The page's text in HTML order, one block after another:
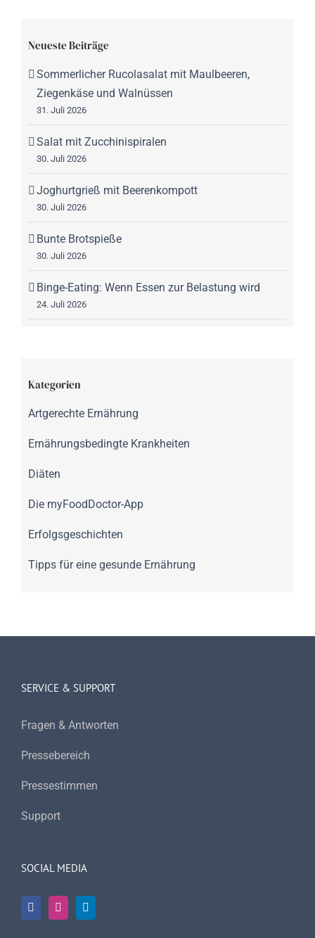
Neueste Beiträge
Sommerlicher Rucolasalat mit Maulbeeren,
Ziegenkäse und Walnüssen
31. Juli 2026
Salat mit Zucchinispiralen
30. Juli 2026
Joghurtgrieß mit Beerenkompott
30. Juli 2026
Bunte Brotspieße
30. Juli 2026
Binge-Eating: Wenn Essen zur Belastung wird
24. Juli 2026
Kategorien
Artgerechte Ernährung
Ernährungsbedingte Krankheiten
Diäten
Die myFoodDoctor-App
Erfolgsgeschichten
Tipps für eine gesunde Ernährung
SERVICE & SUPPORT
Fragen & Antworten
Pressebereich
Pressestimmen
Support
SOCIAL MEDIA